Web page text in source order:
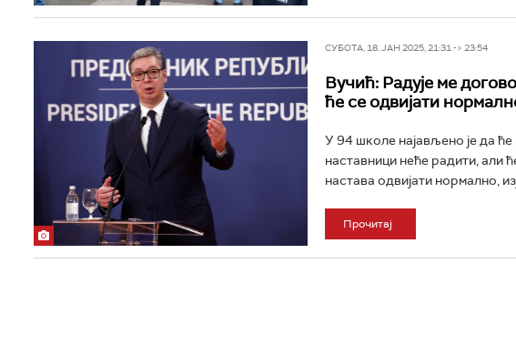
СУБОТА, 18. ЈАН 2025, 21:31 -> 23:54
Вучић: Радује ме
ће се одвијати
У 94 школе најављено је да
наставници неће радити, али
настава одвијати нормално,
Прочитај